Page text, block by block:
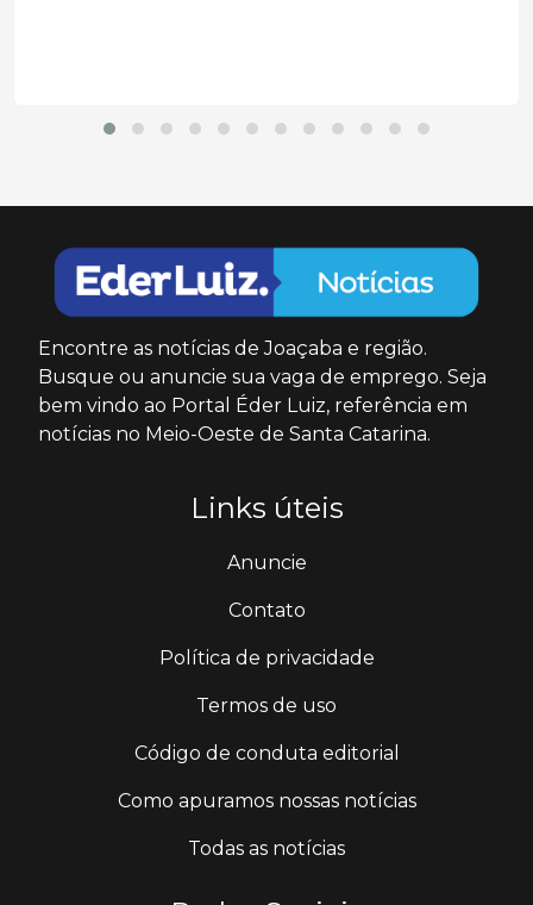
Encontre as notícias de Joaçaba e região.
Busque ou anuncie sua vaga de emprego. Seja
bem vindo ao Portal Éder Luiz, referência em
notícias no Meio-Oeste de Santa Catarina.
Links úteis
Anuncie
Contato
Política de privacidade
Termos de uso
Código de conduta editorial
Como apuramos nossas notícias
Todas as notícias